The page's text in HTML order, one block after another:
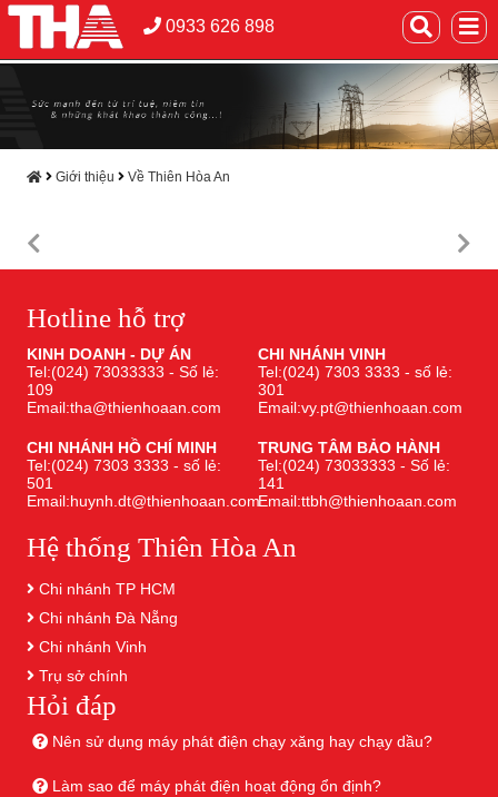
0933 626 898
Giới thiệu Về Thiên Hòa An
Hotline hỗ trợ
KINH DOANH - DỰ ÁN
Tel:(024) 73033333 - Số lẻ:
109
Email:tha@thienhoaan.com
CHI NHÁNH VINH
Tel:(024) 7303 3333 - số lẻ:
301
Email:vy.pt@thienhoaan.com
CHI NHÁNH HỒ CHÍ MINH
Tel:(024) 7303 3333 - số lẻ:
501
Email:huynh.dt@thienhoaan.com
TRUNG TÂM BẢO HÀNH
Tel:(024) 73033333 - Số lẻ:
141
Email:ttbh@thienhoaan.com
Hệ thống Thiên Hòa An
Chi nhánh TP HCM
Chi nhánh Đà Nẵng
Chi nhánh Vinh
Trụ sở chính
Hỏi đáp
Nên sử dụng máy phát điện chạy xăng hay chạy dầu?
Làm sao để máy phát điện hoạt động ổn định?